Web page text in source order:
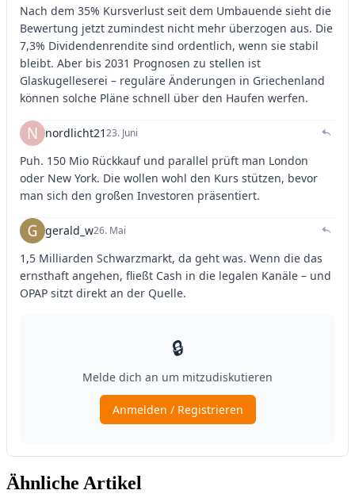
Ähnliche Artikel